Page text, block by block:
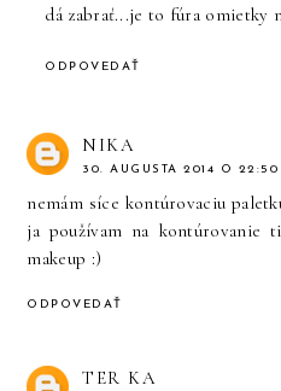
dá zabrať...je to fúra omietky
ODPOVEDAŤ
NIKA
30. AUGUSTA 2014 O 22:50
nemám síce kontúrovaciu
ja používam na kontúrovanie
makeup :)
ODPOVEDAŤ
TER KA